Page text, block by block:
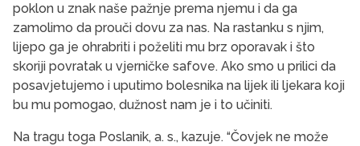
poklon u znak naše pažnje prema njemu i da ga
zamolimo da prouči dovu za nas. Na rastanku s njim,
lijepo ga je ohrabriti i poželiti mu brz oporavak i što
skoriji povratak u vjerničke safove. Ako smo u prilici da
posavjetujemo i uputimo bolesnika na lijek ili ljekara koji
bu mu pomogao, dužnost nam je i to učiniti.
Na tragu toga Poslanik, a. s., kazuje. “Čovjek ne može